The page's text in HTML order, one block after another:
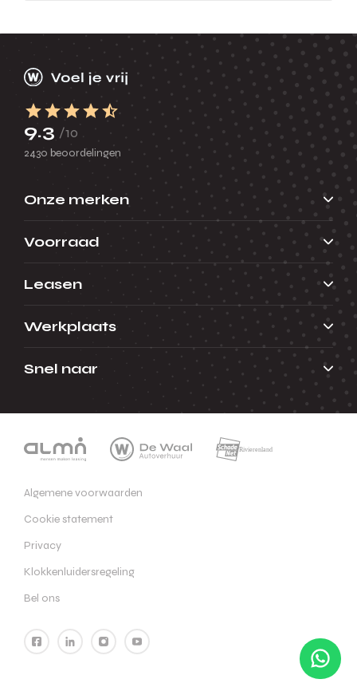
9.3 /10
2430 beoordelingen
Onze merken
Voorraad
Leasen
Werkplaats
Snel naar
Algemene voorwaarden
Cookie statement
Privacy
Klokkenluidersregeling
Bel ons